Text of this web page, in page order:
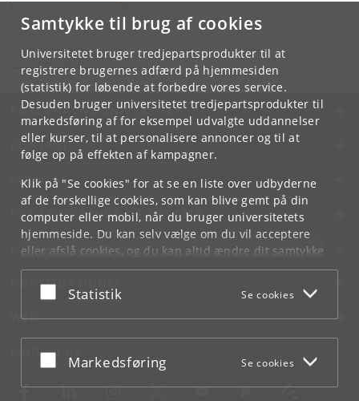
Samtykke til brug af cookies
Universitetet bruger tredjepartsprodukter til at
registrere brugernes adfærd på hjemmesiden
(statistik) for løbende at forbedre vores service.
Desuden bruger universitetet tredjepartsprodukter til
markedsføring af for eksempel udvalgte uddannelser
eller kurser, til at personalisere annoncer og til at
følge op på effekten af kampagner.
Klik på "Se cookies" for at se en liste over udbyderne
af de forskellige cookies, som kan blive gemt på din
computer eller mobil, når du bruger universitetets
hjemmeside. Du kan selv vælge om du vil acceptere
eller afslå cookies, og du kan altid ændre dit samtykke
underCookie- og privatlivspolitiksom du finder i
bunden af hver side.
Acceptér eller afslå
Statistik Se cookies
Acceptér eller afslå
Markedsføring Se cookies
Roots of Europe
ku.
KØBENHAVNS UNIVERSITET
KONTAKT
SERVICES
FOR STUDERENDE OG ANSATTE
JOB OG KARRIERE
NØDSITUATIONER
WEB
MØD KU PÅ